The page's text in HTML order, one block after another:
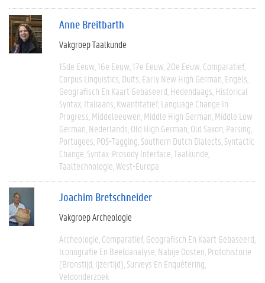
Anne Breitbarth
Vakgroep Taalkunde
15de Eeuw 16e Eeuw 17e Eeuw 20e Eeuw Comparatief
Corpus Linguistics Duits Early New High German Engels
Geografisch En Kaart Gebaseerd Hedendaags Historical
Syntax Italiaans Kwantitatief Language Change In
Progress Middeleeuwen Middle High German Middle Low
German Nederlands Old High German Old Saxon Parsing
Portugees POS-Tagging Southern Dutch Dialects Syntactic
Change Syntax-Prosody Interface Taalkunde
Taaltechnologie West-Europa
Joachim Bretschneider
Vakgroep Archeologie
Archeologie Comparatief Geografisch En Kaart Gebaseerd
Iconografie En Beeldanalyse Nabije Oosten Protohistorie
(bronstijd, Ijzertijd) Surveys En Enquêtering
Veldonderzoek